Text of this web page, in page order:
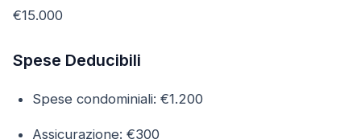
€15.000
Spese Deducibili
Spese condominiali: €1.200
Assicurazione: €300